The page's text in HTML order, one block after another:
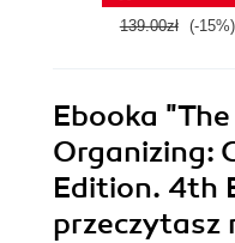
139.00zł (-15%)
Ebooka
Organizing:
Edition. 4th
przeczytasz